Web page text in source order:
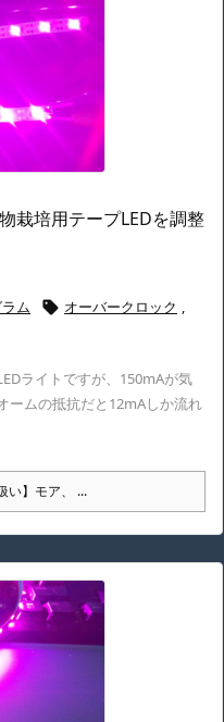
栽培用テープLEDを調整
ム  オーバークロック ,
ライトですが、150mAが気
ームの抵抗だと12mAしか流れ
い】モア、 ...